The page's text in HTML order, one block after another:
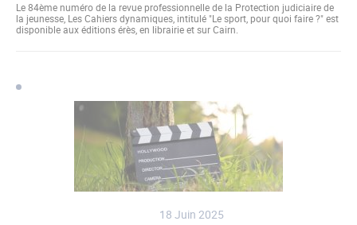
Le 84ème numéro de la revue professionnelle de la Protection judiciaire de
la jeunesse, Les Cahiers dynamiques, intitulé "Le sport, pour quoi faire ?" est
disponible aux éditions érès, en librairie et sur Cairn.
18 Juin 2025